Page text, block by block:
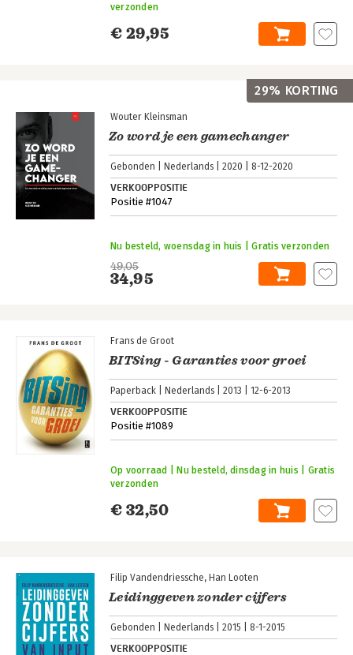
€ 29,95
verzonden
Wouter Kleinsman
Zo word je een gamechanger
Gebonden Nederlands 2020 8-12-2020
VERKOOPPOSITIE
Positie #1047
49,05
34,95
Nu besteld, woensdag in huis | Gratis verzonden
29% KORTING
Frans de Groot
BITSing - Garanties voor groei
Paperback Nederlands 2013 12-6-2013
VERKOOPPOSITIE
Positie #1089
€ 32,50
Op voorraad | Nu besteld, dinsdag in huis | Gratis
verzonden
Filip Vandendriessche Han Looten
Leidinggeven zonder cijfers
Gebonden Nederlands 2015 8-1-2015
VERKOOPPOSITIE